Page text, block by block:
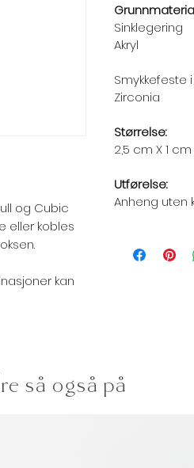
og Cubic
eller kobles
kan
Sinklegering
Akryl
Smykkefeste
Zirconia
Størrelse:
2,5 cm X 1 cm
Utførelse:
Anheng uten
så også på